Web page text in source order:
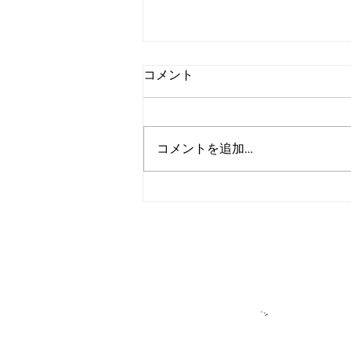
コメント
コメントを追加…
​＞
★アルゴラン